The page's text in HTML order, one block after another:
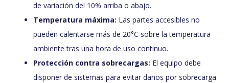
de variación del 10% arriba o abajo.
Temperatura máxima: Las partes accesibles no
pueden calentarse más de 20°C sobre la temperatura
ambiente tras una hora de uso continuo.
Protección contra sobrecargas: El equipo debe
disponer de sistemas para evitar daños por sobrecarga